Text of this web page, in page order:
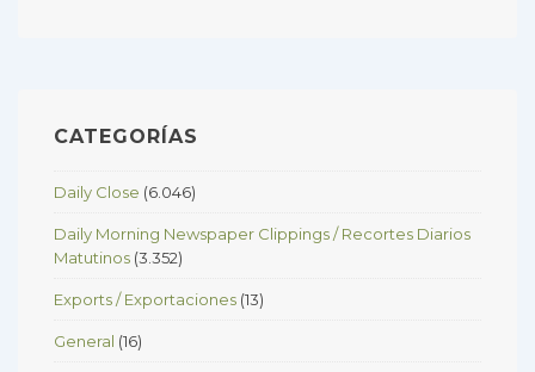
CATEGORÍAS
Daily Close (6.046)
Daily Morning Newspaper Clippings / Recortes Diarios
Matutinos (3.352)
Exports / Exportaciones (13)
General (16)